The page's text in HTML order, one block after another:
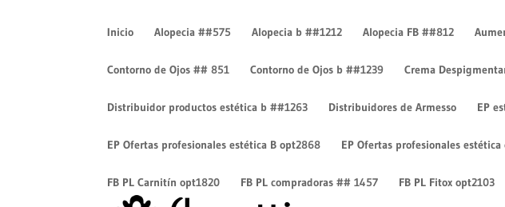
Inicio Alopecia ##575 Alopecia b ##1212 Alopecia FB ##812
Contorno de Ojos ## 851 Contorno de Ojos b ##1239 Crema
Distribuidor productos estética b ##1263 Distribuidores de Armesso EP
EP Ofertas profesionales estética B opt2868 EP Ofertas profesionales
FB PL Carnitín opt1820 FB PL compradoras ## 1457 FB PL Fitox opt2103
yoga-01
porLuisa Torres|Ene 22, 2020|0 Comentarios